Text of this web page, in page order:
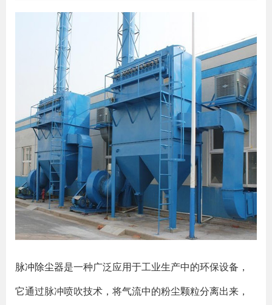
脉冲除尘器是一种广泛应用于工业生产中的环保设备，
它通过脉冲喷吹技术，将气流中的粉尘颗粒分离出来，